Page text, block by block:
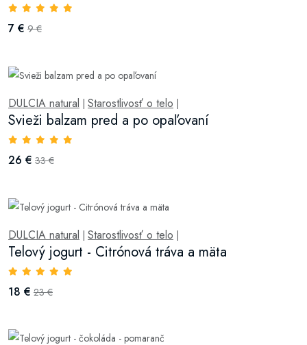
7 € 9 €
DULCIA natural | Starostlivosť o telo |
Svieži balzam pred a po opaľovaní
26 € 33 €
DULCIA natural | Starostlivosť o telo |
Telový jogurt - Citrónová tráva a mäta
18 € 23 €